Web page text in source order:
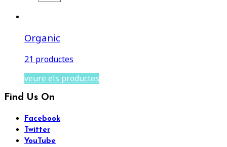
Organic
21 productes
veure els productes
Find Us On
Facebook
Twitter
YouTube